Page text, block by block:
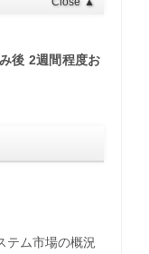
後 2週間程度お
テム市場の概況